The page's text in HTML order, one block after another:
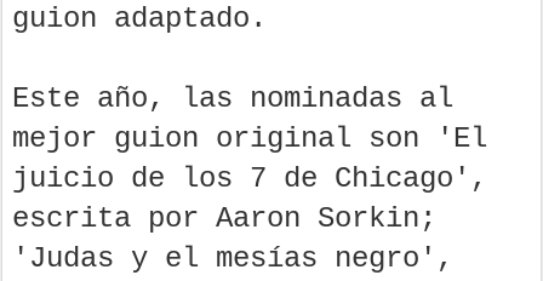
guion adaptado.
Este año, las nominadas al
mejor guion original son 'El
juicio de los 7 de Chicago',
escrita por Aaron Sorkin;
'Judas y el mesías negro',